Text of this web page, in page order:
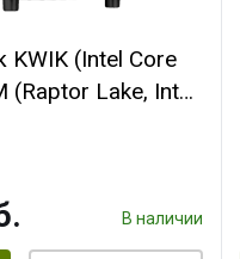
KWIK (Intel Core
(Raptor Lake, Intel
64 ГБ ОЗУ (2
В наличии